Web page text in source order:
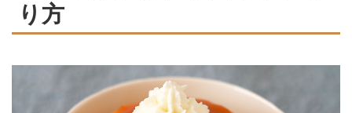
り方